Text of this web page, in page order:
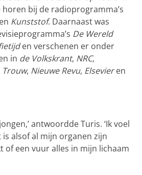
horen bij de radioprogramma’s
en Kunststof. Daarnaast was
De Wereld
en verschenen er onder
in de Volkskrant, NRC,
Trouw, Nieuwe Revu, Elsevieren
antwoordde Turis. ‘Ik voel
alsof al mijn organen zijn
of een vuur alles in mijn lichaam